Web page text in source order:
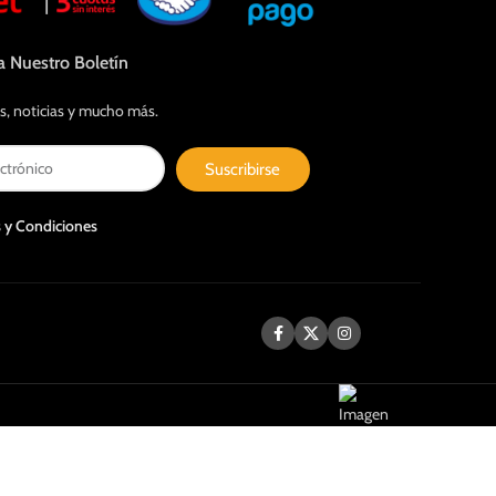
Nuestro Boletín
noticias y mucho más.
Suscribirse
y Condiciones